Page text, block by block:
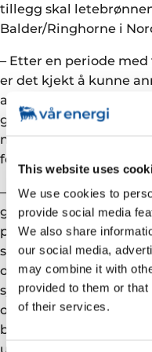
This website uses
We use cookies to
provide social media
We also share
our social media,
may combine it with
provided to them or
of their services.
tillegg skal
Balder/Ringhorne i
– Etter en periode
er det kjekt å kunne
av boreaktiviteten
grunn av den
næringen befant seg i,
for anskaffelser i Vår
– Politikerens evne og
gjennom midlertidige
petroleumsnæringen,
slike vanskelig valg,
og nødvendige for å
sysselsetting.
oss raskt rundt for å
boreaktivitetene. Vi er
utløser etterlengtet